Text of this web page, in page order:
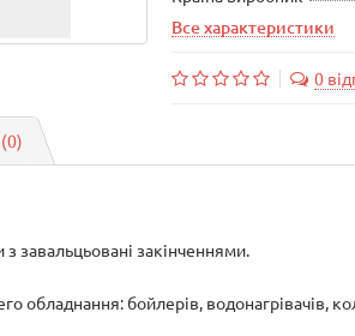
Все характеристики
0
завальцьовані закінченнями.
обладнання: бойлерів, водонагрівачів,